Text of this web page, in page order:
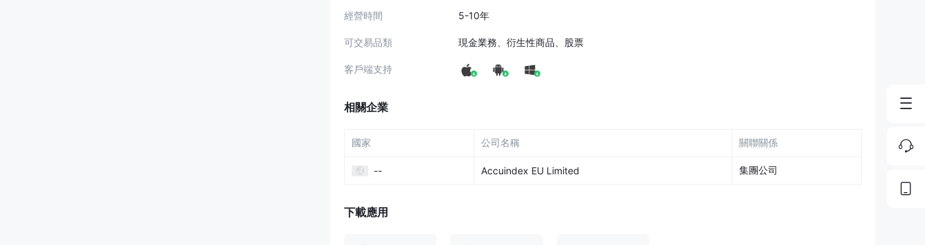
經營時間 5-10年
可交易品類 現金業務、衍生性商品、股票
客戶端支持
相關企業
國家 公司名稱 關聯關係
-- Accuindex EU Limited 集團公司
下載應用